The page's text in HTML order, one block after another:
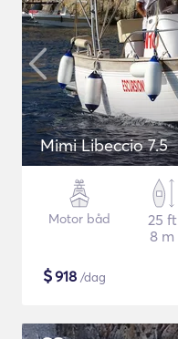
Mimi Libeccio 7.5
Motor båd
25 ft
8 m
$918 /dag